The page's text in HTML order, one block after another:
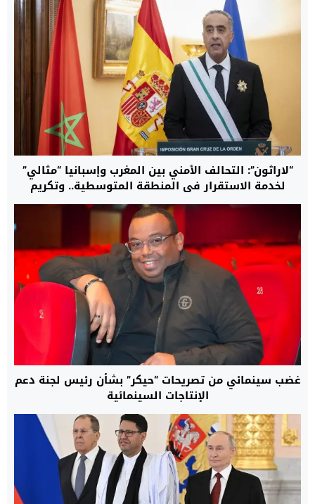
“لاراثون”: التحالف الأمني بين المغرب وإسبانيا “مثالي”
لخدمة الاستقرار في المنطقة المتوسطية.. وتكريم
حموشي تأكيد للثقة المتبادلة
غضب سينمائي من تصريحات “حيكر” بشأن رئيس لجنة دعم
الإنتاجات السينمائية